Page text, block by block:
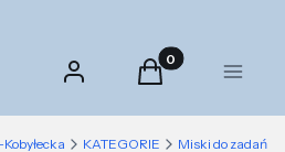
Zaloguj się Produkty w
Koszyk Menu
KATEGORIE Miski do zadań